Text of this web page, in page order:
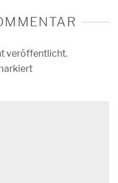
veröffentlicht.